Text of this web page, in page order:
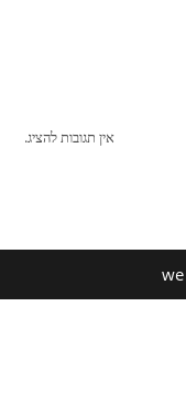
אין תגובות להציג.
we